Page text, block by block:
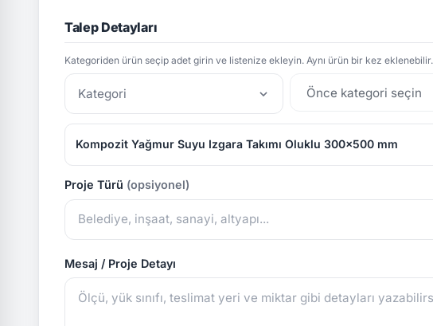
Talep Detayları
Kategoriden ürün seçip adet girin ve listenize ekleyin. Aynı ürün bir kez eklenebilir.
Kategori
Kompozit Yağmur Suyu Izgara Takımı Oluklu 300x500 mm
Proje Türü (opsiyonel)
Mesaj / Proje Detayı